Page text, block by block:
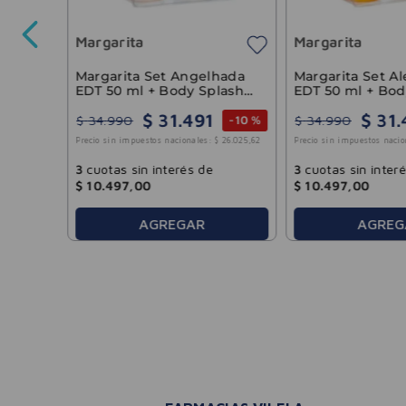
25 % Margarita
Margarita Set Angelhada
EDT 50 ml + Body Splash
$ 34.990 $ 31.491 -10 %
Precio sin impuestos nacionales: $ 26 .025 ,62
3 cuotas sin interés de
$ 10.497, 00
AGREGAR
Margarita
Margarita Set
EDT 50 ml +
$ 34.990 $ 31.
Precio sin impuestos
3 cuotas sin
$ 10.497, 00